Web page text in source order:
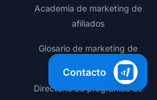
Academia de marketing de
afiliados
Glosario de marketing de
Directorio de programas de
Contacto